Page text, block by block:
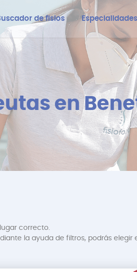
de fisios Especialidades
en
correcto.
la ayuda de filtros, podrás elegir